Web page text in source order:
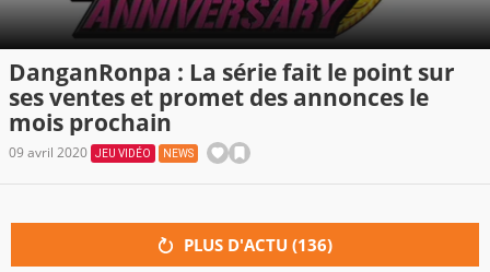
DanganRonpa : La série fait le point sur
ses ventes et promet des annonces le
mois prochain
09 avril 2020 JEU VIDÉO NEWS
PLUS D'ACTU (136)